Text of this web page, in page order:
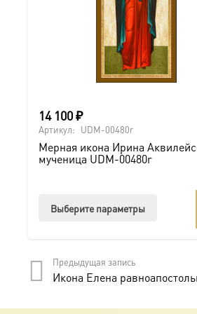
14 100₽
Артикул: UDM-00480r
Мерная икона Ирина
мученица UDM-00480r
Выберите параметры
Предыдущая запись
Икона Елена